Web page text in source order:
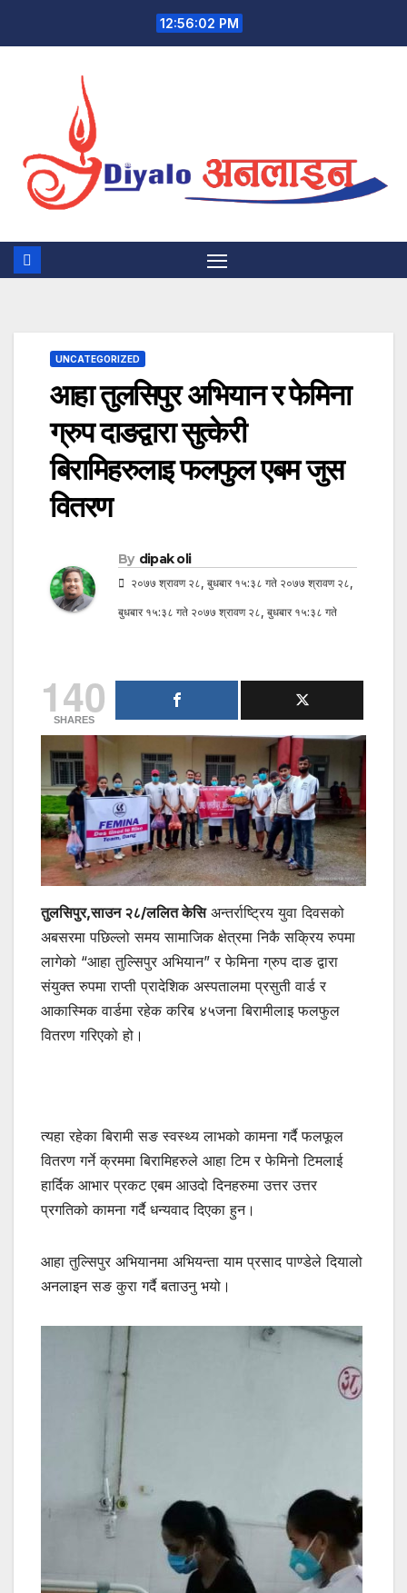
12:56:02 PM
UNCATEGORIZED
आहा तुलसिपुर अभियान र फेमिना
ग्रुप दाङद्वारा सुत्केरी
बिरामिहरुलाइ फलफुल एबम जुस
वितरण
By dipak oli
२०७७ श्रावण २८, बुधबार १५:३८ गते २०७७ श्रावण २८,
बुधबार १५:३८ गते २०७७ श्रावण २८, बुधबार १५:३८ गते
140
SHARES
तुलसिपुर,साउन २८/ललित केसिअन्तर्राष्ट्रिय युवा दिवसको
अबसरमा पछिल्लो समय सामाजिक क्षेत्रमा निकै सक्रिय रुपमा
लागेको “आहा तुल्सिपुर अभियान” र फेमिना ग्रुप दाङ द्वारा
संयुक्त रुपमा राप्ती प्रादेशिक अस्पतालमा प्रसुती वार्ड र
आकास्मिक वार्डमा रहेक करिब ४५जना बिरामीलाइ फलफुल
वितरण गरिएको हो।
त्यहा रहेका बिरामी सङ स्वस्थ्य लाभको कामना गर्दै फलफूल
वितरण गर्ने क्रममा बिरामिहरुले आहा टिम र फेमिनो टिमलाई
हार्दिक आभार प्रकट एबम आउदो दिनहरुमा उत्तर उत्तर
प्रगतिको कामना गर्दै धन्यवाद दिएका हुन।
आहा तुल्सिपुर अभियानमा अभियन्ता याम प्रसाद पाण्डेले दियालो
अनलाइन सङ कुरा गर्दै बताउनु भयो।